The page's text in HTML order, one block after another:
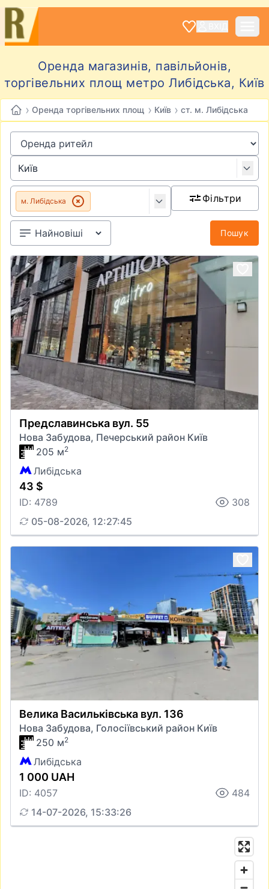
Оренда магазинів, павільйонів,
торгівельних площ метро Либідська, Київ
› Оренда торгівельних площ › Київ › ст. м. Либідська
м. Либідська Фільтри
Пошук
Предславинська вул. 55
Нова Забудова, Печерський район Київ
205 м2
Либідська
43 $
ID: 4789
308
05-08-2026, 12:27:45
Велика Васильківська вул. 136
Нова Забудова, Голосіївський район Київ
250 м2
Либідська
1 000 UAH
ID: 4057
484
14-07-2026, 15:33:26